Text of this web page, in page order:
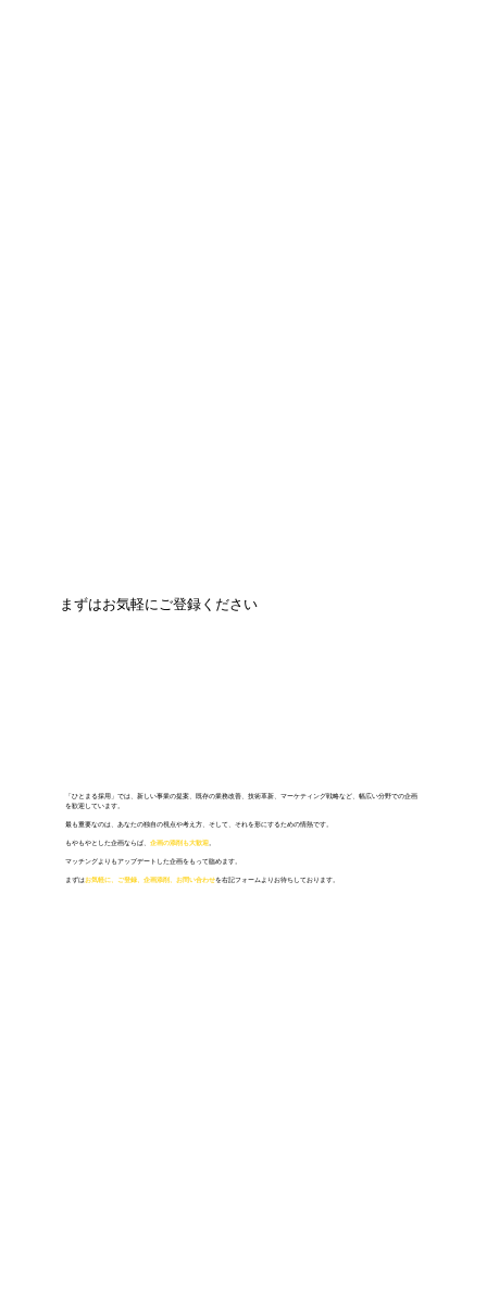
「ひとまる採用」では、新しい事業の提案、既存の業務改善、技術革新、マーケティング戦略など、幅広い分野での企画
を歓迎しています。
最も重要なのは、あなたの独自の視点や考え方、そして、それを形にするための情熱です。
もやもやとした企画ならば、 企画の添削も大歓迎。
マッチングよりもアップデートした企画をもって臨めます。
​まずはお気軽に、ご登録、企画添削、お問い合わせを右記フォームよりお待ちしております。
まずはお気軽にご登録ください